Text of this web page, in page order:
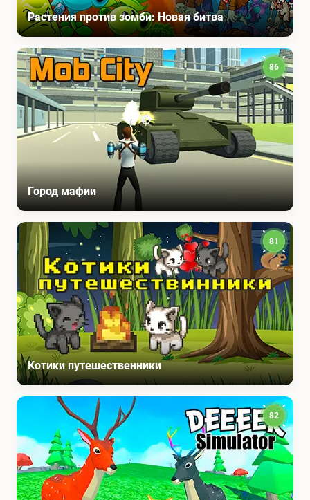
Растения против зомби: Новая битва
Город мафии
86
Котики путешественники
81
82